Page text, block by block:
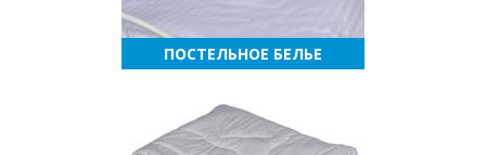
ПОСТЕЛЬНОЕ БЕЛЬЕ